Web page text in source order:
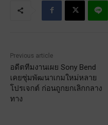
Previous article
อดีตทีมงานเผย Sony Bend
เคยซุ่มพัฒนาเกมใหม่หลาย
โปรเจกต์ ก่อนถูกยกเลิกกลาง
ทาง